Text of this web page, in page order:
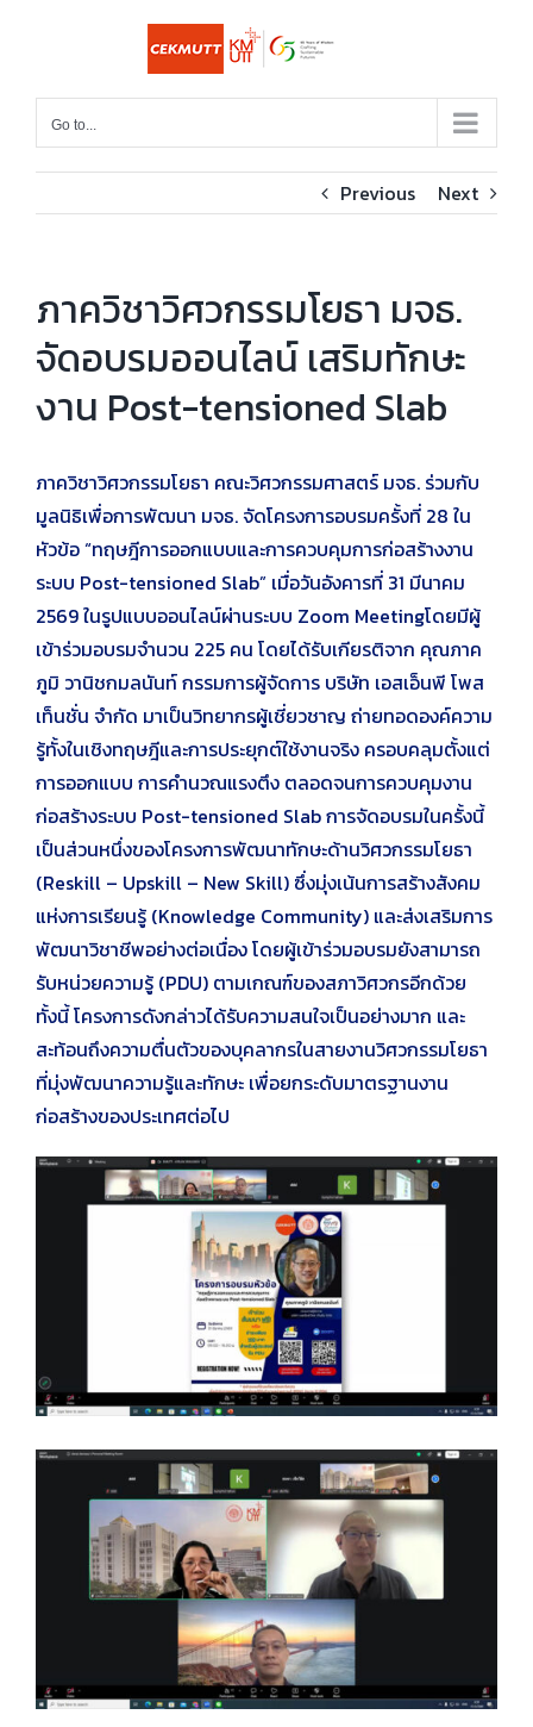
Go to...
Previous Next
ภาควิชาวิศวกรรมโยธา มจธ.
จัดอบรมออนไลน์ เสริมทักษะ
งาน Post-tensioned Slab
ภาควิชาวิศวกรรมโยธา คณะวิศวกรรมศาสตร์ มจธ. ร่วมกับ
มูลนิธิเพื่อการพัฒนา มจธ. จัดโครงการอบรมครั้งที่ 28 ใน
หัวข้อ “ทฤษฎีการออกแบบและการควบคุมการก่อสร้างงาน
ระบบ Post-tensioned Slab” เมื่อวันอังคารที่ 31 มีนาคม
2569 ในรูปแบบออนไลน์ผ่านระบบ Zoom Meetingโดยมีผู้
เข้าร่วมอบรมจำนวน 225 คน โดยได้รับเกียรติจาก คุณภาค
ภูมิ วานิชกมลนันท์ กรรมการผู้จัดการ บริษัท เอสเอ็นพี โพส
เท็นชั่น จำกัด มาเป็นวิทยากรผู้เชี่ยวชาญ ถ่ายทอดองค์ความ
รู้ทั้งในเชิงทฤษฎีและการประยุกต์ใช้งานจริง ครอบคลุมตั้งแต่
การออกแบบ การคำนวณแรงตึง ตลอดจนการควบคุมงาน
ก่อสร้างระบบ Post-tensioned Slab การจัดอบรมในครั้งนี้
เป็นส่วนหนึ่งของโครงการพัฒนาทักษะด้านวิศวกรรมโยธา
(Reskill – Upskill – New Skill) ซึ่งมุ่งเน้นการสร้างสังคม
แห่งการเรียนรู้ (Knowledge Community) และส่งเสริมการ
พัฒนาวิชาชีพอย่างต่อเนื่อง โดยผู้เข้าร่วมอบรมยังสามารถ
รับหน่วยความรู้ (PDU) ตามเกณฑ์ของสภาวิศวกรอีกด้วย
ทั้งนี้ โครงการดังกล่าวได้รับความสนใจเป็นอย่างมาก และ
สะท้อนถึงความตื่นตัวของบุคลากรในสายงานวิศวกรรมโยธา
ที่มุ่งพัฒนาความรู้และทักษะ เพื่อยกระดับมาตรฐานงาน
ก่อสร้างของประเทศต่อไป